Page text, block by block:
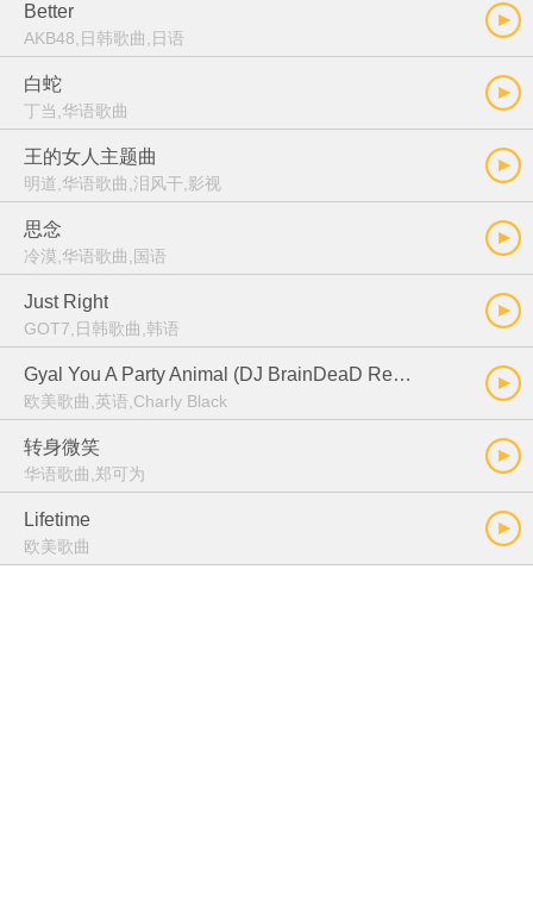
Better
AKB48,日韩歌曲,日语
白蛇
丁当,华语歌曲
王的女人主题曲
明道,华语歌曲,泪风干,影视
思念
冷漠,华语歌曲,国语
Just Right
GOT7,日韩歌曲,韩语
Gyal You A Party Animal (DJ BrainDeaD Remix)
欧美歌曲,英语,Charly Black
转身微笑
华语歌曲,郑可为
Lifetime
欧美歌曲